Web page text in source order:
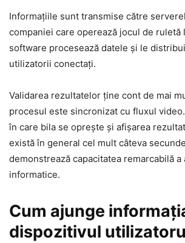
Informațiile sunt transmise către
companiei care operează jocul de ruletă
software procesează datele și le
utilizatorii conectați.
Validarea rezultatelor ține cont de mai
procesul este sincronizat cu fluxul
în care bila se oprește și afișarea
există în general cel mult câteva
demonstrează capacitatea remarcabilă
informatice.
Cum ajunge
dispozitivul